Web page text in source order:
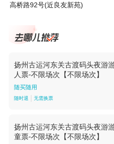
高桥路92号(近良友新苑)
扬州古运河东关古渡码头夜游
人票-不限场次【不限场次】
随买随用
随时退 无需换票
扬州古运河东关古渡码头夜游
童票-不限场次【不限场次】